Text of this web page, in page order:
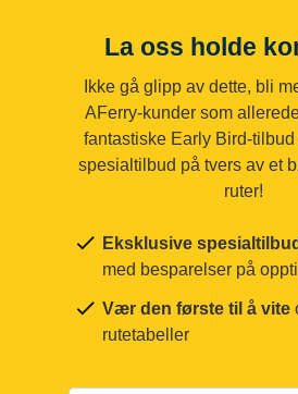
La oss holde
Ikke gå glipp av dette, bli
AFerry-kunder som
fantastiske Early Bird-
spesialtilbud på tvers av et
ruter!
Eksklusive spesialtilbud
med besparelser på
Vær den første til å vite
rutetabeller